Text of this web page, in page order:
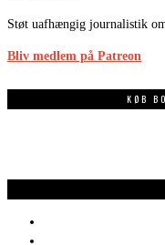
Støt uafhængig journalistik
Bliv medlem på Patreon
KØB